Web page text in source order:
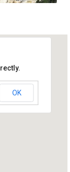
OK